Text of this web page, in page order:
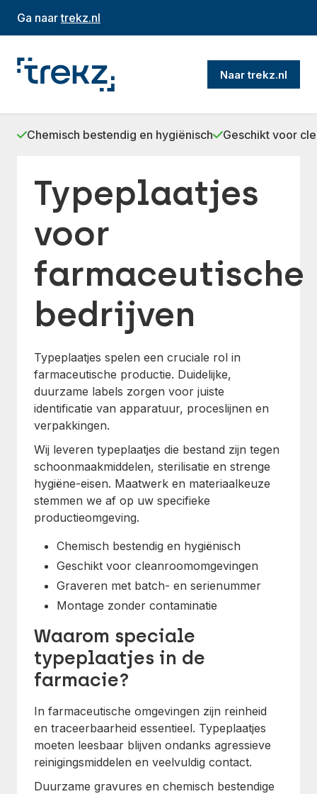
Ga naartrekz.nl
Naar trekz.nl
Chemisch bestendig en hygiënisch Geschikt voor
Typeplaatjes
voor
farmaceutische
bedrijven
Typeplaatjes spelen een cruciale rol in
farmaceutische productie. Duidelijke,
duurzame labels zorgen voor juiste
identificatie van apparatuur, proceslijnen en
verpakkingen.
Wij leveren typeplaatjes die bestand zijn tegen
schoonmaakmiddelen, sterilisatie en strenge
hygiëne-eisen. Maatwerk en materiaalkeuze
stemmen we af op uw specifieke
productieomgeving.
Chemisch bestendig en hygiënisch
Geschikt voor cleanroomomgevingen
Graveren met batch- en serienummer
Montage zonder contaminatie
Waarom speciale
typeplaatjes in de
farmacie?
In farmaceutische omgevingen zijn reinheid
en traceerbaarheid essentieel. Typeplaatjes
moeten leesbaar blijven ondanks agressieve
reinigingsmiddelen en veelvuldig contact.
Duurzame gravures en chemisch bestendige